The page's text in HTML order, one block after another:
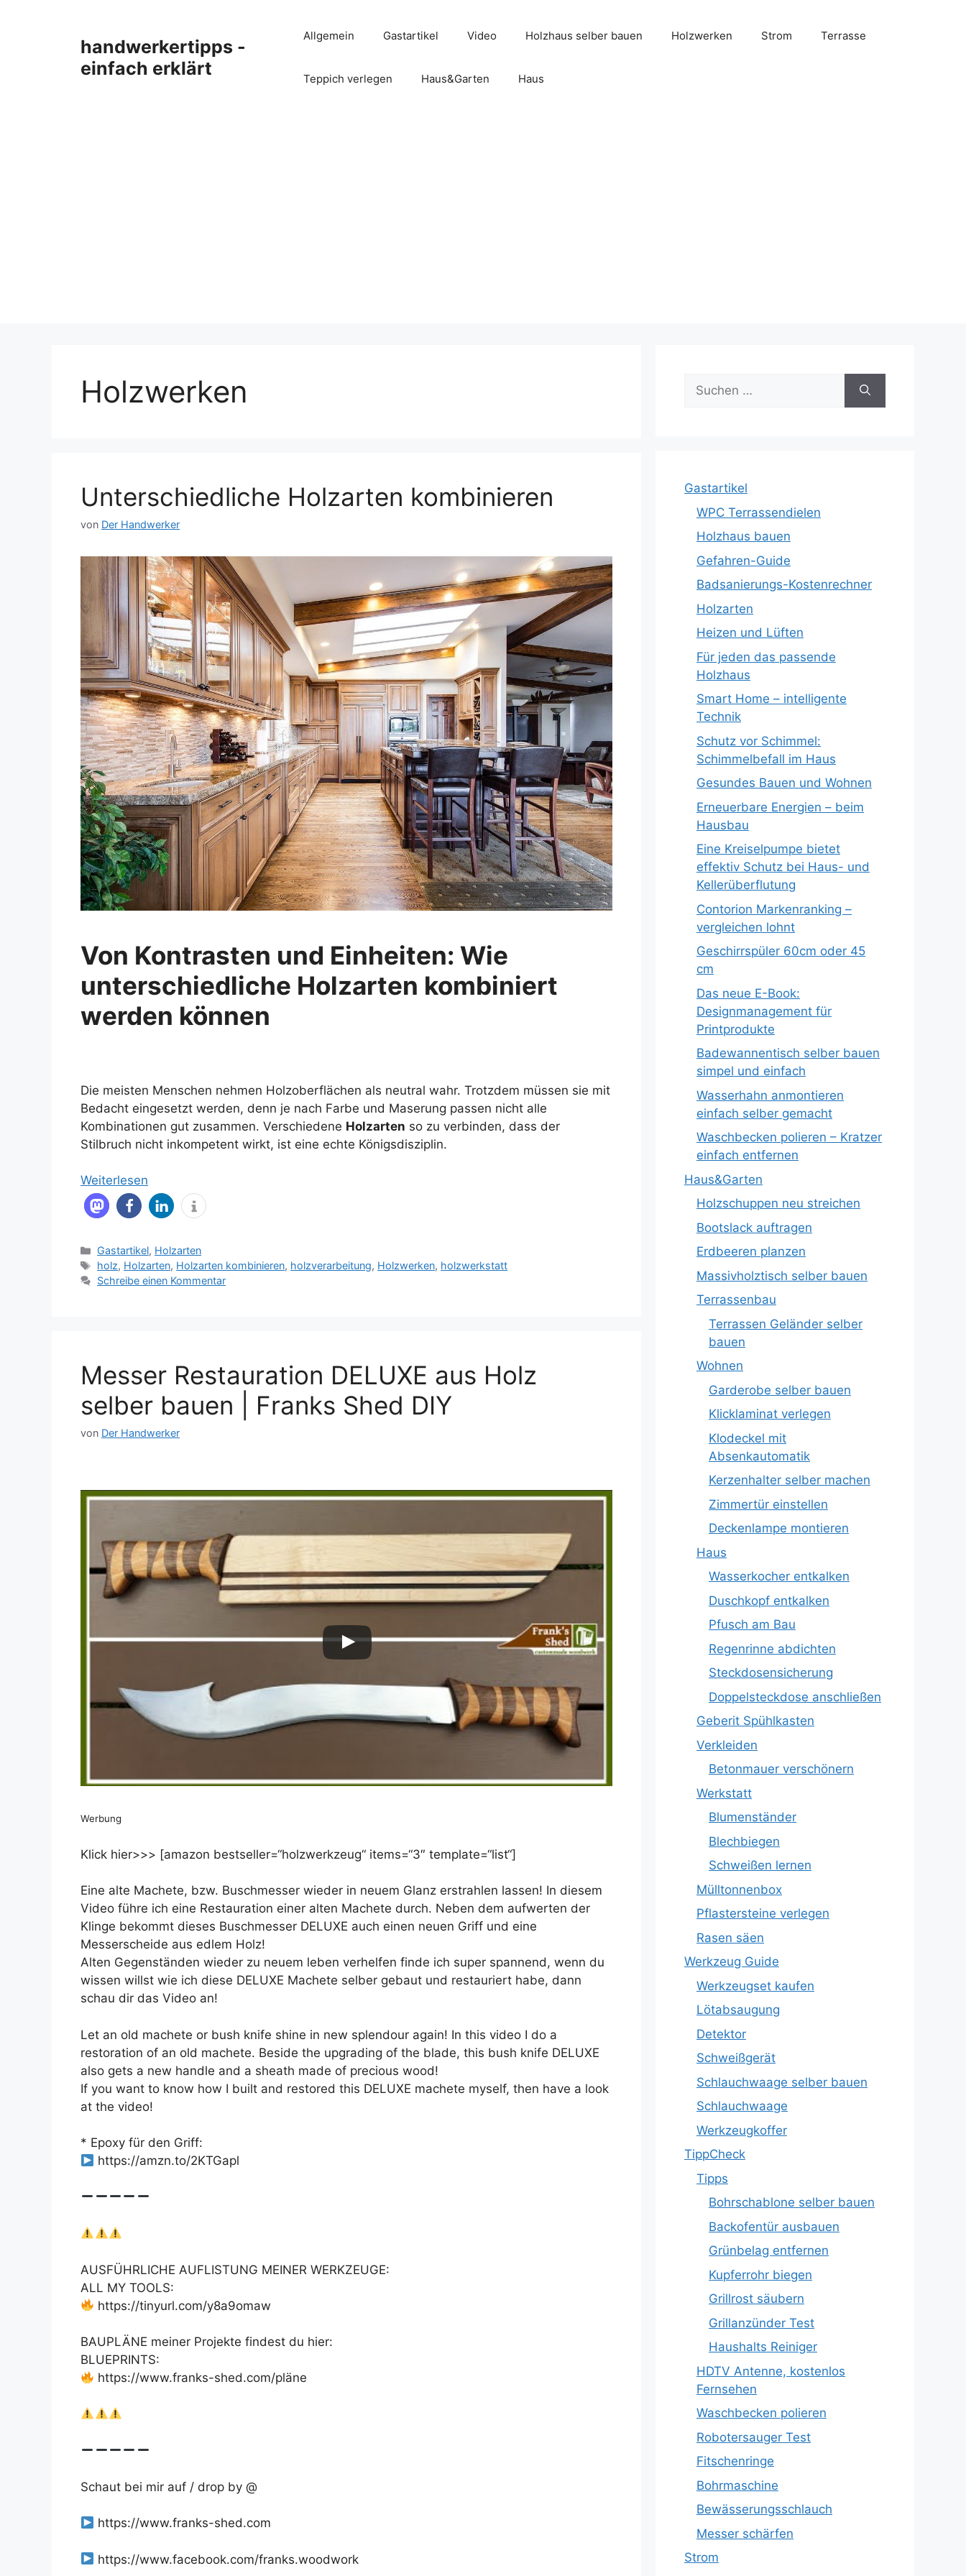
handwerkertipps -
einfach erklärt
Allgemein Gastartikel Video Holzhaus selber bauen Holzwerken Strom Terrasse
Teppich verlegen Haus&Garten Haus
Holzwerken
Unterschiedliche Holzarten kombinieren
von Der Handwerker
Von Kontrasten und Einheiten: Wie
unterschiedliche Holzarten kombiniert
werden können
Die meisten Menschen nehmen Holzoberflächen als neutral wahr. Trotzdem müssen sie mit
Bedacht eingesetzt werden, denn je nach Farbe und Maserung passen nicht alle
Kombinationen gut zusammen. Verschiedene Holzarten so zu verbinden, dass der
Stilbruch nicht inkompetent wirkt, ist eine echte Königsdisziplin.
Weiterlesen
Kategorien
Gastartikel, Holzarten
Schlagwörter
holz, Holzarten, Holzarten kombinieren, holzverarbeitung, Holzwerken, holzwerkstatt
Schreibe einen Kommentar
Messer Restauration DELUXE aus Holz
selber bauen | Franks Shed DIY
von Der Handwerker
Dieses Video auf YouTube ansehen
Werbung
Klick hier>>> [amazon bestseller=“holzwerkzeug“ items=“3″ template=“list“]
Eine alte Machete, bzw. Buschmesser wieder in neuem Glanz erstrahlen lassen! In diesem
Video führe ich eine Restauration einer alten Machete durch. Neben dem aufwerten der
Klinge bekommt dieses Buschmesser DELUXE auch einen neuen Griff und eine
Messerscheide aus edlem Holz!
Alten Gegenständen wieder zu neuem leben verhelfen finde ich super spannend, wenn du
wissen willst wie ich diese DELUXE Machete selber gebaut und restauriert habe, dann
schau dir das Video an!
Let an old machete or bush knife shine in new splendour again! In this video I do a
restoration of an old machete. Beside the upgrading of the blade, this bush knife DELUXE
also gets a new handle and a sheath made of precious wood!
If you want to know how I built and restored this DELUXE machete myself, then have a look
at the video!
* Epoxy für den Griff:
https://amzn.to/2KTGapl
AUSFÜHRLICHE AUFLISTUNG MEINER WERKZEUGE:
ALL MY TOOLS:
https://tinyurl.com/y8a9omaw
BAUPLÄNE meiner Projekte findest du hier:
BLUEPRINTS:
https://www.franks-shed.com/pläne
Schaut bei mir auf / drop by @
https://www.franks-shed.com
https://www.facebook.com/franks.woodwork
Suche
nach:
Gastartikel
WPC Terrassendielen
Holzhaus bauen
Gefahren-Guide
Badsanierungs-Kostenrechner
Holzarten
Heizen und Lüften
Für jeden das passende
Holzhaus
Smart Home – intelligente
Technik
Schutz vor Schimmel:
Schimmelbefall im Haus
Gesundes Bauen und Wohnen
Erneuerbare Energien – beim
Hausbau
Eine Kreiselpumpe bietet
effektiv Schutz bei Haus- und
Kellerüberflutung
Contorion Markenranking –
vergleichen lohnt
Geschirrspüler 60cm oder 45
cm
Das neue E-Book:
Designmanagement für
Printprodukte
Badewannentisch selber bauen
simpel und einfach
Wasserhahn anmontieren
einfach selber gemacht
Waschbecken polieren – Kratzer
einfach entfernen
Haus&Garten
Holzschuppen neu streichen
Bootslack auftragen
Erdbeeren planzen
Massivholztisch selber bauen
Terrassenbau
Terrassen Geländer selber
bauen
Wohnen
Garderobe selber bauen
Klicklaminat verlegen
Klodeckel mit
Absenkautomatik
Kerzenhalter selber machen
Zimmertür einstellen
Deckenlampe montieren
Haus
Wasserkocher entkalken
Duschkopf entkalken
Pfusch am Bau
Regenrinne abdichten
Steckdosensicherung
Doppelsteckdose anschließen
Geberit Spühlkasten
Verkleiden
Betonmauer verschönern
Werkstatt
Blumenständer
Blechbiegen
Schweißen lernen
Mülltonnenbox
Pflastersteine verlegen
Rasen säen
Werkzeug Guide
Werkzeugset kaufen
Lötabsaugung
Detektor
Schweißgerät
Schlauchwaage selber bauen
Schlauchwaage
Werkzeugkoffer
TippCheck
Tipps
Bohrschablone selber bauen
Backofentür ausbauen
Grünbelag entfernen
Kupferrohr biegen
Grillrost säubern
Grillanzünder Test
Haushalts Reiniger
HDTV Antenne, kostenlos
Fernsehen
Waschbecken polieren
Robotersauger Test
Fitschenringe
Bohrmaschine
Bewässerungsschlauch
Messer schärfen
Strom